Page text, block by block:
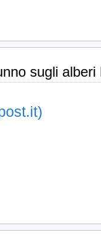
sugli alberi